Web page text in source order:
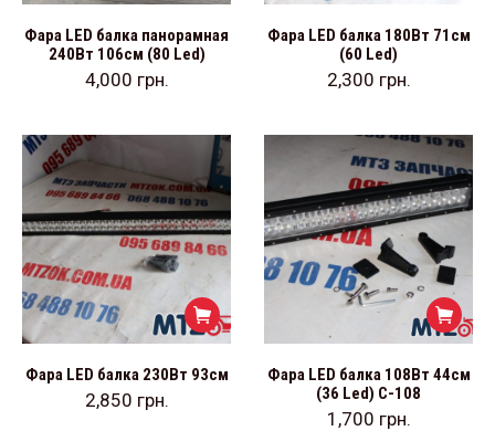
Фара LED балка панорамная
240Вт 106см (80 Led)
4,000 грн.
Фара LED балка 180Вт 71см
(60 Led)
2,300 грн.
Фара LED балка 230Вт 93см
2,850 грн.
Фара LED балка 108Вт 44см
(36 Led) С-108
1,700 грн.